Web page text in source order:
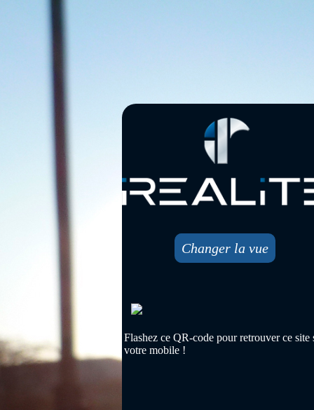
Changer la vue
Flashez ce QR-code pour retrouver ce site
votre mobile !